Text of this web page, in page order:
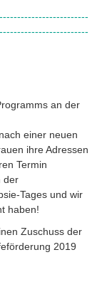
an der
einer neuen
ihre Adressen
Termin
der
Tages und wir
haben!
Zuschuss der
2019